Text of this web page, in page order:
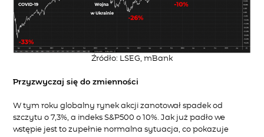
Źródło: LSEG, mBank
Przyzwyczaj się do zmienności
W tym roku globalny rynek akcji zanotował spadek od
szczytu o 7,3%, a indeks S&P500 o 10%. Jak już padło we
wstępie jest to zupełnie normalna sytuacja, co pokazuje